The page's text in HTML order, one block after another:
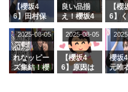
【櫻坂4
6】田村保
ージを脱い
でいた理由
良い品揃
え！櫻坂4
グル『Mak
e or Brea
k』オフィ
シャルグッ
ズ絶賛販売
【櫻
6】
の2
玉に
沼晶
りぃ
タラ
れなッピー
ズ集結！櫻
2025-08-05
【櫻坂4
6】原因は
2025-08-05
櫻坂
元唯